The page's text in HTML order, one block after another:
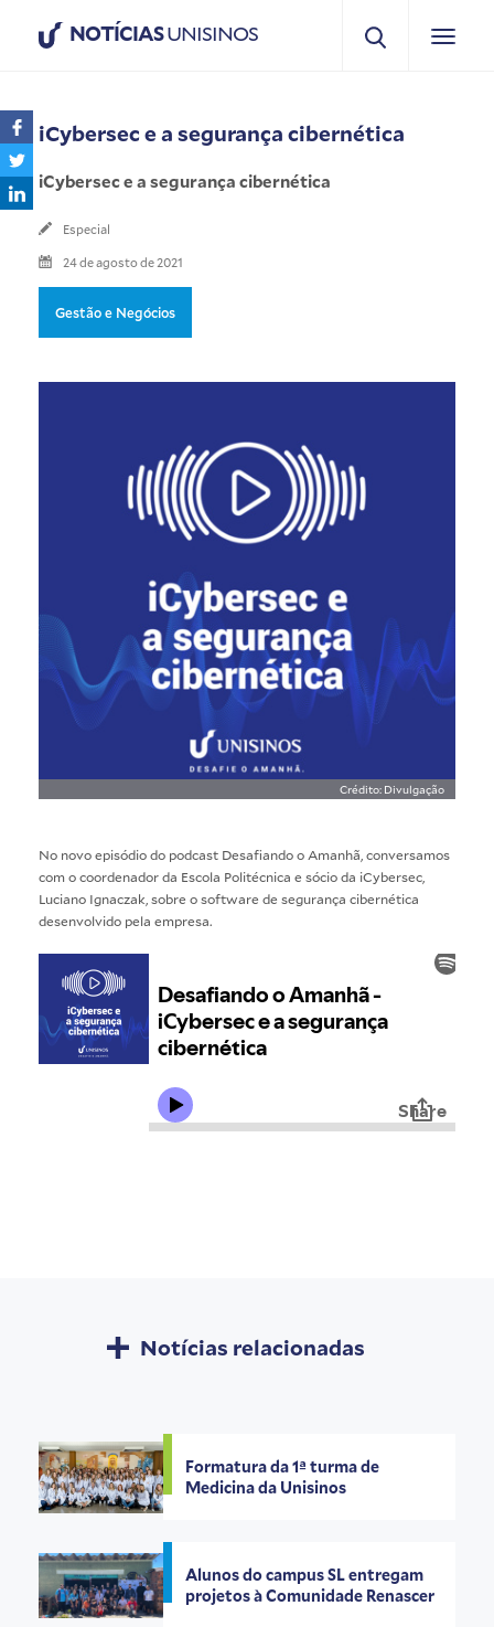
NOTÍCIASUNISINOS
iCybersec e a segurança cibernética
iCybersec e a segurança cibernética
Especial
24 de agosto de 2021
Gestão e Negócios
Crédito: Divulgação
No novo episódio do podcast Desafiando o Amanhã, conversamos
com o coordenador da Escola Politécnica e sócio da iCybersec,
Luciano Ignaczak, sobre o software de segurança cibernética
desenvolvido pela empresa.
Notícias relacionadas
Formatura da 1ª turma de
Medicina da Unisinos
Alunos do campus SL entregam
projetos à Comunidade Renascer